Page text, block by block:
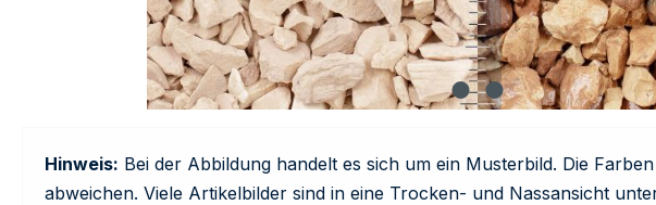
Hinweis: Bei der Abbildung handelt es sich um ein Musterbild. Die
abweichen. Viele Artikelbilder sind in eine Trocken- und Nassansicht